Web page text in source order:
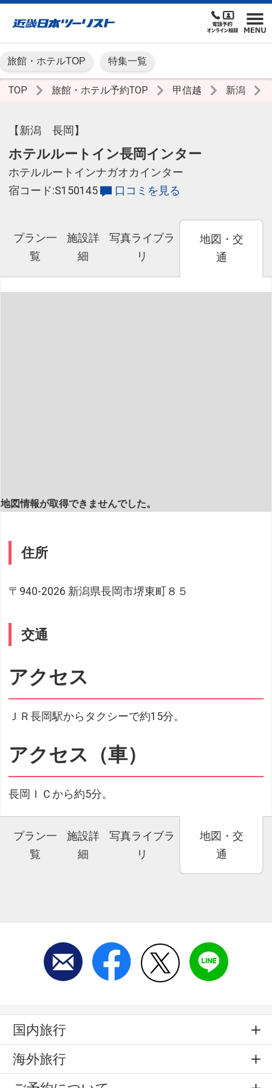
旅館・ホテルTOP 特集一覧
TOP 旅館・ホテル予約TOP 甲信越 新潟
【新潟 長岡】
ホテルルートイン長岡インター
ホテルルートインナガオカインター
宿コード:S150145
口コミを見る
プラン一
覧
施設詳
細
写真ライブラ
リ
地図・交
通
地図情報が取得できませんでした。
住所
〒940-2026 新潟県長岡市堺東町８５
交通
アクセス
ＪＲ長岡駅からタクシーで約15分。
アクセス（車）
長岡ＩＣから約5分。
プラン一
覧
施設詳
細
写真ライブラ
リ
地図・交
通
国内旅行
海外旅行